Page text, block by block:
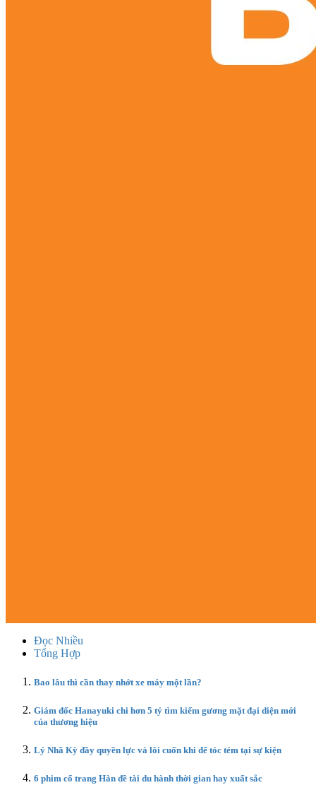
Đọc Nhiều
Tổng Hợp
Bao lâu thì cần thay nhớt xe máy một lần?
Giám đốc Hanayuki chi hơn 5 tỷ tìm kiếm gương mặt đại diện mới
của thương hiệu
Lý Nhã Kỳ đầy quyền lực và lôi cuốn khi để tóc tém tại sự kiện
6 phim cổ trang Hàn đề tài du hành thời gian hay xuất sắc